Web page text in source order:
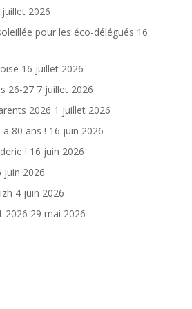
juillet 2026
pour les éco-délégués 16
16 juillet 2026
26-27 7 juillet 2026
2026 1 juillet 2026
80 ans ! 16 juin 2026
! 16 juin 2026
juin 2026
4 juin 2026
2026 29 mai 2026